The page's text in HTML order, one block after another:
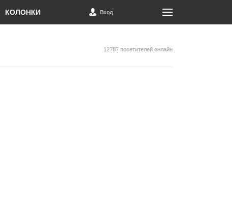
КОЛОНКИ Вход
12787 посетителей онлайн